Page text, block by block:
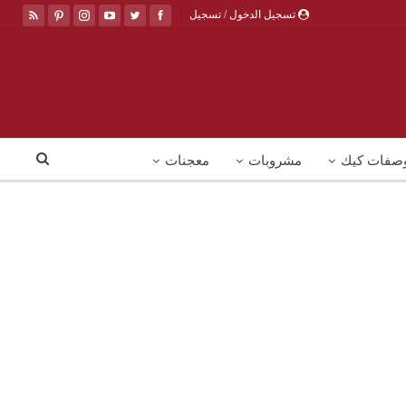
تسجيل الدخول / تسجيل
كيك مشروبات معجنات